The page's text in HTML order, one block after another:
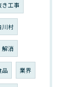
き工事
川村
解消
品 業界